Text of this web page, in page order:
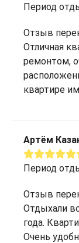
Период
Отзыв
Отличная
ремонтом,
квартире
Артём
Период
Отзыв
Отдыхали
года.
Очень